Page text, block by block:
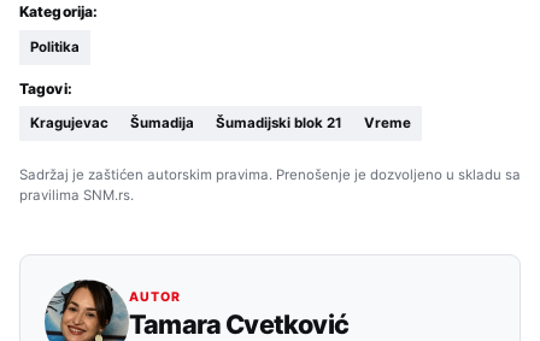
Kategorija:
Politika
Tagovi:
Kragujevac Šumadija Šumadijski blok 21 Vreme
Sadržaj je zaštićen autorskim pravima. Prenošenje je dozvoljeno u skladu sa
pravilima SNM.rs.
AUTOR
Tamara Cvetković